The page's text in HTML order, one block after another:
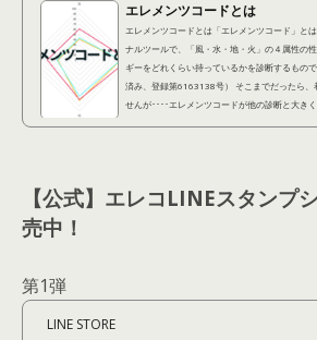
エレメンツコードとは
エレメンツコードとは「エレメンツコード」と
ナルツールで、「風・水・地・火」の４属性の
ギーをどれくらい持っているかを診断するもの
済み、登録第6163138号） そこまでだったら、
せんが････エレメンツコードが他の診断と大き
【公式】エレコLINEスタンプ
売中！
第1弾
LINE STORE